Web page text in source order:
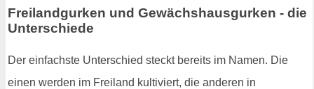
Freilandgurken und Gewächshausgurken - die
Unterschiede
Der einfachste Unterschied steckt bereits im Namen. Die
einen werden im Freiland kultiviert, die anderen in